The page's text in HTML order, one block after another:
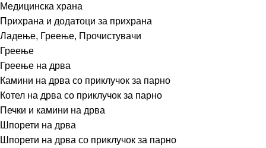
Медицинска храна
Прихрана и додатоци за прихрана
Ладење, Греење, Прочистувачи
Греење
Греење на дрва
Камини на дрва со приклучок за парно
Котел на дрва со приклучок за парно
Печки и камини на дрва
Шпорети на дрва
Шпорети на дрва со приклучок за парно